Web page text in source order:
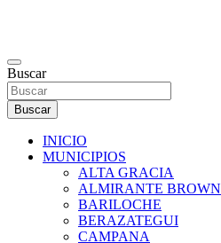
Buscar
Buscar
INICIO
MUNICIPIOS
ALTA GRACIA
ALMIRANTE BROWN
BARILOCHE
BERAZATEGUI
CAMPANA